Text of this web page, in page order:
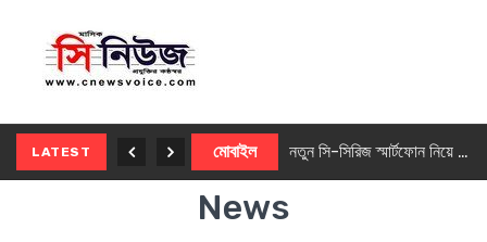
LATEST মোবাইল নতুন সি-সিরিজ স্মার্টফোন নিয়ে আসছে রিয়েলমি
News